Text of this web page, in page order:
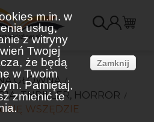
m.in. w
usług,
z witryny
Twojej
że będą
w Twoim
Pamiętaj,
zmienić te
Zamknij
GŁÓWNA
THRILLER, HORROR
SIĘ WSZĘDZIE